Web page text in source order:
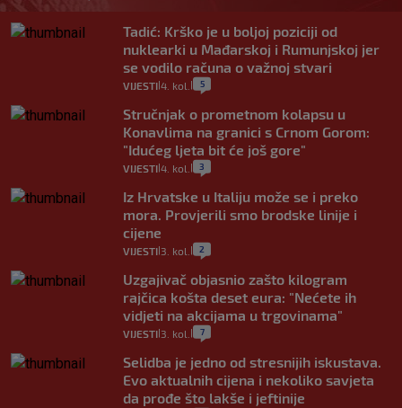
Tadić: Krško je u boljoj poziciji od
nuklearki u Mađarskoj i Rumunjskoj jer
se vodilo računa o važnoj stvari
VIJESTI 4. kol. 5
Stručnjak o prometnom kolapsu u
Konavlima na granici s Crnom Gorom:
"Idućeg ljeta bit će još gore"
VIJESTI 4. kol. 3
Iz Hrvatske u Italiju može se i preko
mora. Provjerili smo brodske linije i
cijene
VIJESTI 3. kol. 2
Uzgajivač objasnio zašto kilogram
rajčica košta deset eura: "Nećete ih
vidjeti na akcijama u trgovinama"
VIJESTI 3. kol. 7
Selidba je jedno od stresnijih iskustava.
Evo aktualnih cijena i nekoliko savjeta
da prođe što lakše i jeftinije